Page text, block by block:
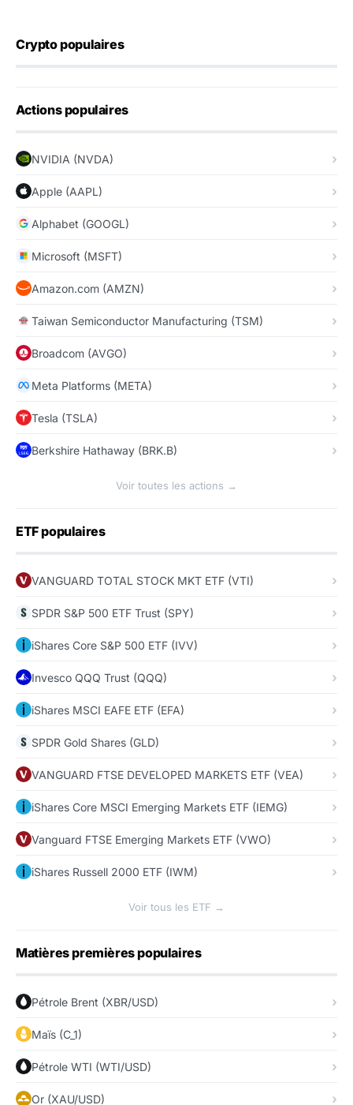
Crypto populaires
Actions populaires
NVIDIA (NVDA)
Apple (AAPL)
Alphabet (GOOGL)
Microsoft (MSFT)
Amazon.com (AMZN)
Taiwan Semiconductor Manufacturing (TSM)
Broadcom (AVGO)
Meta Platforms (META)
Tesla (TSLA)
Berkshire Hathaway (BRK.B)
Voir toutes les actions →
ETF populaires
VANGUARD TOTAL STOCK MKT ETF (VTI)
SPDR S&P 500 ETF Trust (SPY)
iShares Core S&P 500 ETF (IVV)
Invesco QQQ Trust (QQQ)
iShares MSCI EAFE ETF (EFA)
SPDR Gold Shares (GLD)
VANGUARD FTSE DEVELOPED MARKETS ETF (VEA)
iShares Core MSCI Emerging Markets ETF (IEMG)
Vanguard FTSE Emerging Markets ETF (VWO)
iShares Russell 2000 ETF (IWM)
Voir tous les ETF →
Matières premières populaires
Pétrole Brent (XBR/USD)
Maïs (C_1)
Pétrole WTI (WTI/USD)
Or (XAU/USD)